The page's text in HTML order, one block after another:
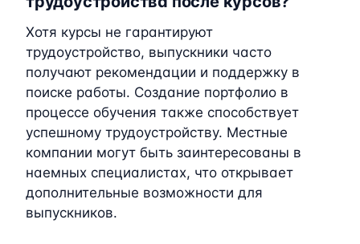
Хотя курсы не гарантируют
трудоустройство, выпускники часто
получают рекомендации и поддержку в
поиске работы. Создание портфолио в
процессе обучения также способствует
успешному трудоустройству. Местные
компании могут быть заинтересованы в
наемных специалистах, что открывает
дополнительные возможности для
выпускников.